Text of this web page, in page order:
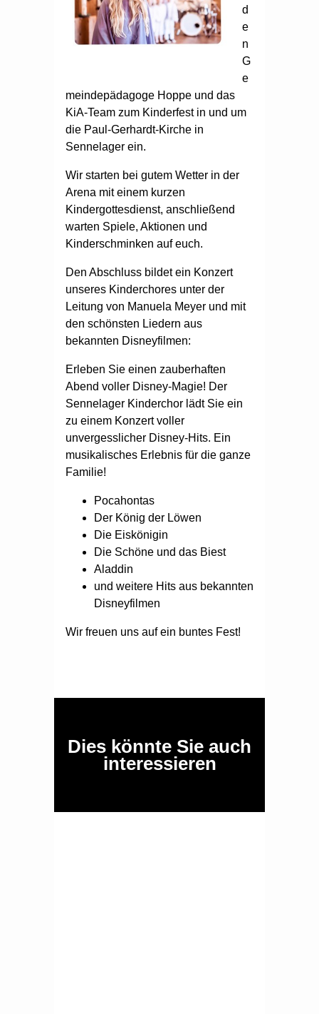
d
e
n
G
e
meindepädagoge Hoppe und das
KiA-Team zum Kinderfest in und um
die Paul-Gerhardt-Kirche in
Sennelager ein.
Wir starten bei gutem Wetter in der
Arena mit einem kurzen
Kindergottesdienst, anschließend
warten Spiele, Aktionen und
Kinderschminken auf euch.
Den Abschluss bildet ein Konzert
unseres Kinderchores unter der
Leitung von Manuela Meyer und mit
den schönsten Liedern aus
bekannten Disneyfilmen:
Erleben Sie einen zauberhaften
Abend voller Disney-Magie! Der
Sennelager Kinderchor lädt Sie ein
zu einem Konzert voller
unvergesslicher Disney-Hits. Ein
musikalisches Erlebnis für die ganze
Familie!
Pocahontas
Der König der Löwen
Die Eiskönigin
Die Schöne und das Biest
Aladdin
und weitere Hits aus bekannten
Disneyfilmen
Wir freuen uns auf ein buntes Fest!
Dies könnte Sie auch
interessieren